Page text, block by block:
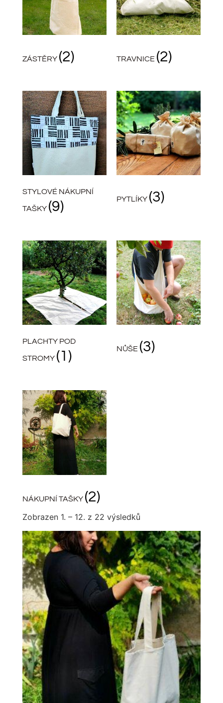
ZÁSTĚRY (2) TRAVNICE (2)
STYLOVÉ NÁKUPNÍ
TAŠKY (9) PYTLÍKY (3)
PLACHTY POD
STROMY (1) NŮŠE (3)
NÁKUPNÍ TAŠKY (2)
Zobrazen 1. – 12. z 22 výsledků